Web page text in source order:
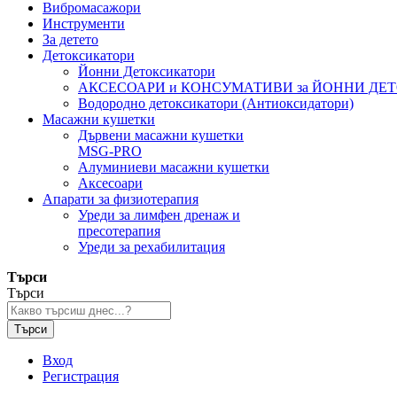
Вибромасажори
Инструменти
За детето
Детоксикатори
Йонни Детоксикатори
АКСЕСОАРИ и КОНСУМАТИВИ за ЙОННИ
Водородно детоксикатори (Антиоксидатори)
Масажни кушетки
Дървени масажни кушетки
MSG-PRO
Алуминиеви масажни кушетки
Аксесоари
Апарати за физиотерапия
Уреди за лимфен дренаж и
пресотерапия
Уреди за рехабилитация
Търси
Търси
Търси
Вход
Регистрация